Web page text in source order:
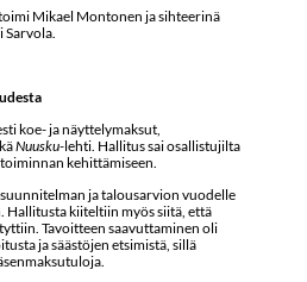
Mikael Montonen ja sihteerinä
Sarvola.
koe- ja näyttelymaksut,
Nuusku-lehti. Hallitus sai osallistujilta
kehittämiseen.
ja talousarvion vuodelle
kiiteltiin myös siitä, että
Tavoitteen saavuttaminen oli
ja säästöjen etsimistä, sillä